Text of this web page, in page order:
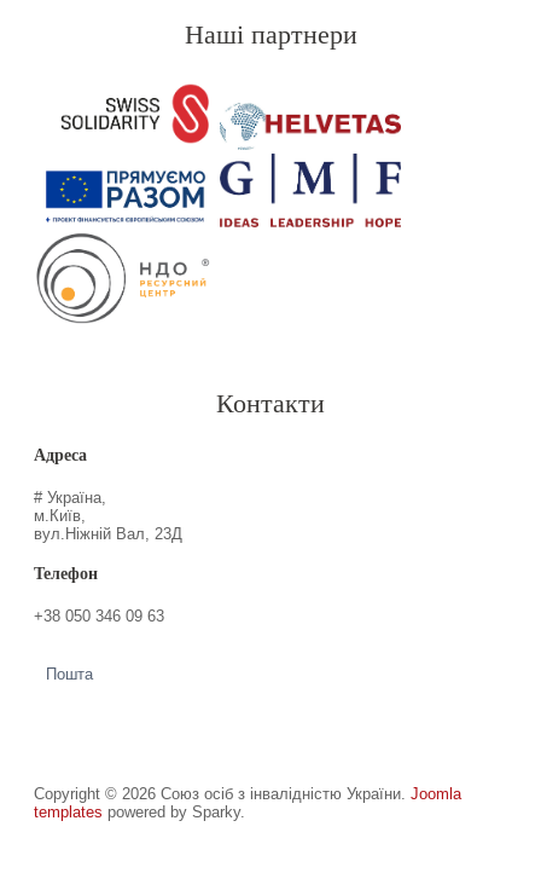
Наші партнери
Контакти
Адреса
# Україна,
м.Київ,
вул.Ніжній Вал, 23Д
Телефон
+38 050 346 09 63
Пошта
Copyright © 2026 Союз осіб з інвалідністю України. Joomla
templates powered by Sparky.